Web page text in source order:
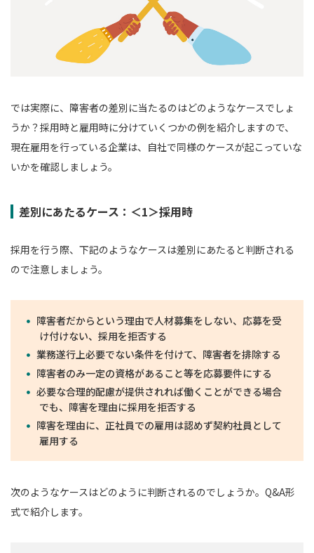
では実際に、障害者の差別に当たるのはどのようなケースでしょ
うか？採用時と雇用時に分けていくつかの例を紹介しますので、
現在雇用を行っている企業は、自社で同様のケースが起こっていな
いかを確認しましょう。
差別にあたるケース：＜1＞採用時
採用を行う際、下記のようなケースは差別にあたると判断される
ので注意しましょう。
障害者だからという理由で人材募集をしない、応募を受
け付けない、採用を拒否する
業務遂行上必要でない条件を付けて、障害者を排除する
障害者のみ一定の資格があること等を応募要件にする
必要な合理的配慮が提供されれば働くことができる場合
でも、障害を理由に採用を拒否する
障害を理由に、正社員での雇用は認めず契約社員として
雇用する
次のようなケースはどのように判断されるのでしょうか。Q&A形
式で紹介します。